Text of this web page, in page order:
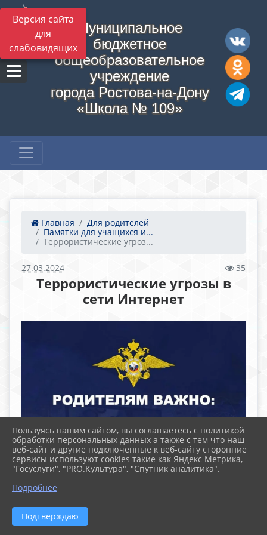
Версия сайта
для
слабовидящих
Муниципальное
бюджетное
общеобразовательное
учреждение
города Ростова-на-Дону
«Школа № 109»
Главная
Для родителей
Памятки для учащихся и...
Террористические угроз...
27.03.2024 35
Террористические угрозы в
сети Интернет
Пользуясь нашим сайтом, вы соглашаетесь с политикой
обработки персональных данных а также с тем что наш
веб-сайт и другие подключенные к веб-сайту сторонние
сервисы используют cookies такие как Яндекс Метрика,
"Госуслуги", "PRO.Культура", "Спутник аналитика".
Подробнее
Подтверждаю